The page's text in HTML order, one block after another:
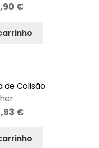
€
de Colisão
€